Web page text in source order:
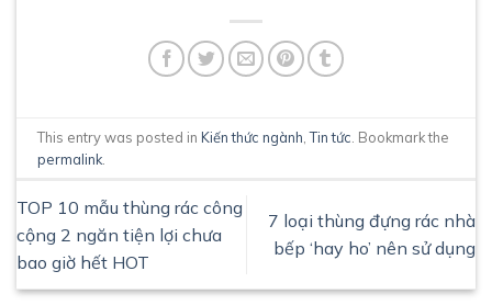
This entry was posted in Kiến thức ngành ,Tin tức . Bookmark the
permalink
TOP 10 mẫu thùng rác công
cộng 2 ngăn tiện lợi chưa
bao giờ hết HOT
7 loại thùng đựng rác nhà
bếp ‘hay ho’ nên sử dụng